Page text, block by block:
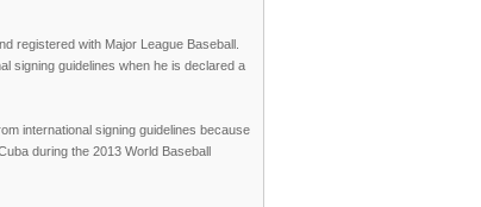
registered with Major League Baseball.
signing guidelines when he is declared a
international signing guidelines because
during the 2013 World Baseball